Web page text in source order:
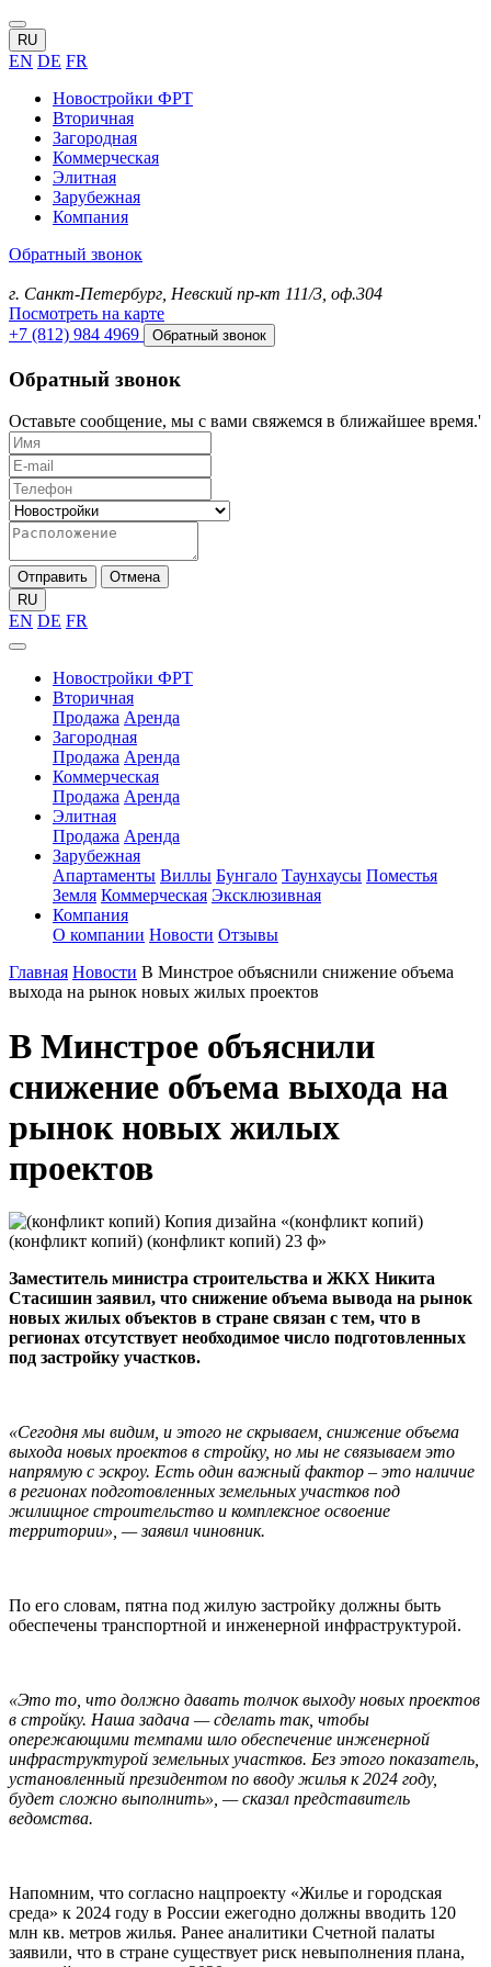
RU
EN DE FR
Новостройки ФРТ
Вторичная
Загородная
Коммерческая
Элитная
Зарубежная
Компания
Обратный звонок
г. Санкт-Петербург, Невский пр-кт 111/3, оф.304
Посмотреть на карте
+7 (812) 984 4969
Обратный звонок
Обратный звонок
Оставьте сообщение, мы с вами свяжемся в ближайшее время.'
Отправить
Отмена
RU
EN DE FR
Новостройки ФРТ
Вторичная
Продажа Аренда
Загородная
Продажа Аренда
Коммерческая
Продажа Аренда
Элитная
Продажа Аренда
Зарубежная
Апартаменты Виллы Бунгало Таунхаусы Поместья
Земля Коммерческая Эксклюзивная
Компания
О компании Новости Отзывы
Главная Новости В Минстрое объяснили снижение объема
выхода на рынок новых жилых проектов
В Минстрое объяснили
снижение объема выхода на
рынок новых жилых
проектов
Заместитель министра строительства и ЖКХ Никита
Стасишин заявил, что снижение объема вывода на рынок
новых жилых объектов в стране связан с тем, что в
регионах отсутствует необходимое число подготовленных
под застройку участков.
«Сегодня мы видим, и этого не скрываем, снижение объема
выхода новых проектов в стройку, но мы не связываем это
напрямую с эскроу. Есть один важный фактор – это наличие
в регионах подготовленных земельных участков под
жилищное строительство и комплексное освоение
территории», — заявил чиновник.
По его словам, пятна под жилую застройку должны быть
обеспечены транспортной и инженерной инфраструктурой.
«Это то, что должно давать толчок выходу новых проектов
в стройку. Наша задача — сделать так, чтобы
опережающими темпами шло обеспечение инженерной
инфраструктурой земельных участков. Без этого показатель,
установленный президентом по вводу жилья к 2024 году,
будет сложно выполнить», — сказал представитель
ведомства.
Напомним, что согласно нацпроекту «Жилье и городская
среда» к 2024 году в России ежегодно должны вводить 120
млн кв. метров жилья. Ранее аналитики Счетной палаты
заявили, что в стране существует риск невыполнения плана,